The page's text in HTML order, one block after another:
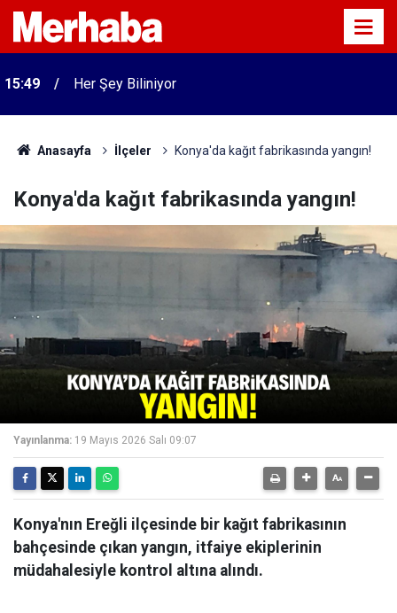
15:49 Her Şey Biliniyor
Anasayfa İlçeler Konya'da kağıt fabrikasında yangın!
Konya'da kağıt fabrikasında yangın!
Yayınlanma: 19 Mayıs 2026 Salı 09:07
Konya'nın Ereğli ilçesinde bir kağıt fabrikasının
bahçesinde çıkan yangın, itfaiye ekiplerinin
müdahalesiyle kontrol altına alındı.